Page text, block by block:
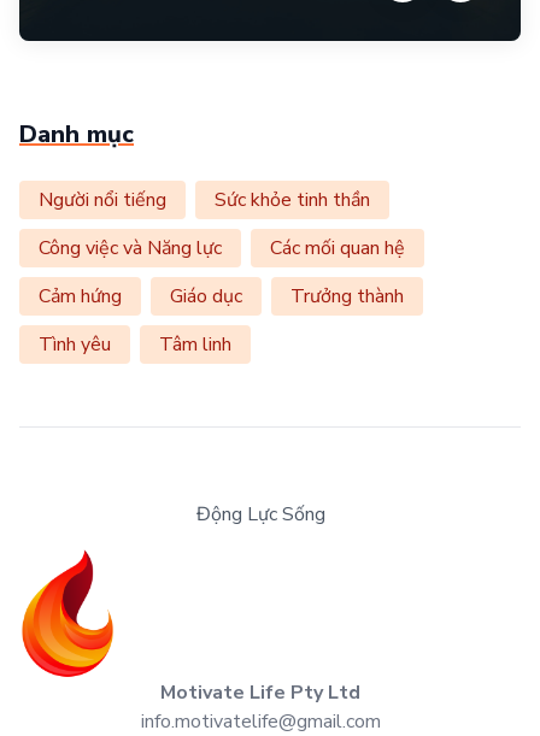
Danh mục
Người nổi tiếng
Sức khỏe tinh thần
Công việc và Năng lực
Các mối quan hệ
Cảm hứng
Giáo dục
Trưởng thành
Tình yêu
Tâm linh
Động Lực Sống
Motivate Life Pty Ltd
info.motivatelife@gmail.com